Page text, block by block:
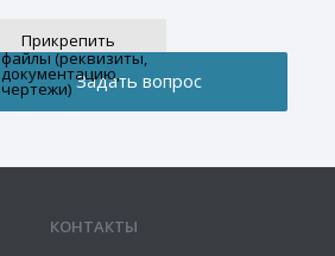
Прикрепить
файлы (реквизиты,
документацию,
чертежи)
КОНТАКТЫ